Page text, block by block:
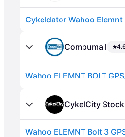
Cykeldator Wahoo Elemnt
Compumail 4.6
CykelCity
Wahoo ELEMNT Bolt 3